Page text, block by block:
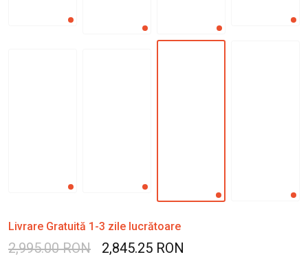
Livrare Gratuită 1-3 zile lucrătoare
2,995.00 RON 2,845.25 RON